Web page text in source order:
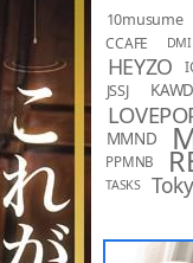
10musume
CCAFE DMI
HEYZO
JSSJ KAWD
MMND
PPMNB
TASKS